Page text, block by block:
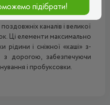
Бел-258здійснюється за
каналів і великої
Ці елементи максимально
і сніжної «каші» з-
дорогою, забезпечуючи
і пробуксовки.
підібрати!